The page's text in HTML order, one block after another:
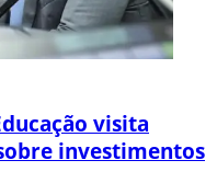
visita
investimentos